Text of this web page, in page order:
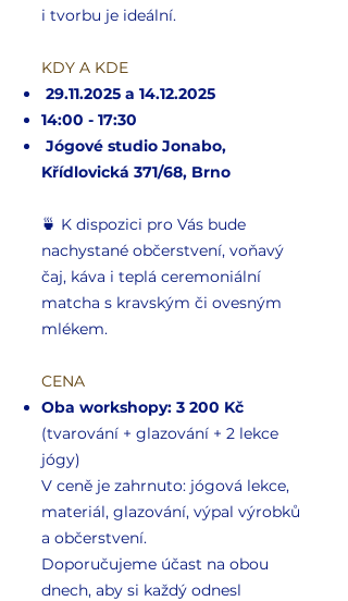
i tvorbu je ideální.
KDY A KDE
29.11.2025 a 14.12.2025
14:00 - 17:30​
Jógové studio Jonabo,
Křídlovická 371/68, Brno
🍵 K dispozici pro Vás bude
nachystané občerstvení, voňavý
čaj, káva i teplá ceremoniální
matcha s kravským či ovesným
mlékem.
CENA
Oba workshopy: 3 200 Kč
(tvarování + glazování + 2 lekce
jógy)
V ceně je zahrnuto: jógová lekce,
materiál, glazování, výpal výrobků
a občerstvení.
Doporučujeme účast na obou
dnech, aby si každý odnesl